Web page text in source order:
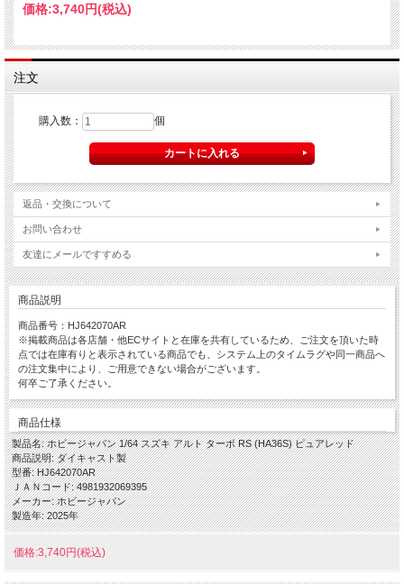
価格:3,740円(税込)
注文
購入数： 個
返品・交換について
お問い合わせ
友達にメールですすめる
商品説明
商品番号：HJ642070AR
※掲載商品は各店舗・他ECサイトと在庫を共有しているため、ご注文を頂いた時
点では在庫有りと表示されている商品でも、システム上のタイムラグや同一商品へ
の注文集中により、ご用意できない場合がございます。
何卒ご了承ください。
商品仕様
製品名: ホビージャパン 1/64 スズキ アルト ターボ RS (HA36S) ピュアレッド
商品説明: ダイキャスト製
型番: HJ642070AR
ＪＡＮコード: 4981932069395
メーカー: ホビージャパン
製造年: 2025年
価格:3,740円(税込)